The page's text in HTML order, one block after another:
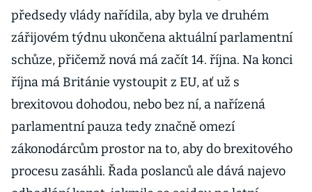
předsedy vlády nařídila, aby byla ve druhém
zářijovém týdnu ukončena aktuální parlamentní
schůze, přičemž nová má začít 14. října. Na konci
října má Británie vystoupit z EU, ať už s
brexitovou dohodou, nebo bez ní, a nařízená
parlamentní pauza tedy značně omezí
zákonodárcům prostor na to, aby do brexitového
procesu zasáhli. Řada poslanců ale dává najevo